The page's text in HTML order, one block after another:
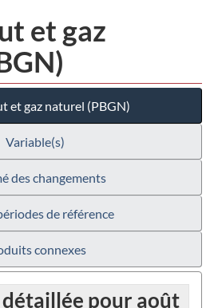
et gaz
et gaz naturel (PBGN)
Variable(s)
des changements
de référence
connexes
pour août